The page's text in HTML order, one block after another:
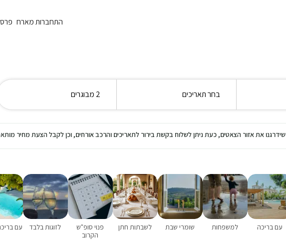
התחברות מארח
בחר תאריכים 2 מבוגרים
שידרגנו את אזור הצאטים, כעת ניתן לשלוח בקשת בירור לתאריכים והרכב אורחים, וכן לקבל הצעת מחיר
עם בריכה למשפחות שומרי שבת לשבתות חתן
פנוי סופ"ש
הקרוב
לזוגות בלבד עם